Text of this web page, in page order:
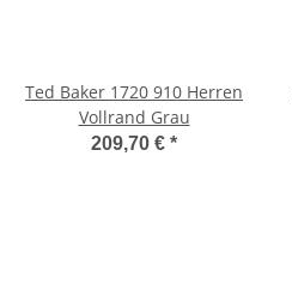
Ted Baker 1720 910 Herren
Vollrand Grau
209,70 € *